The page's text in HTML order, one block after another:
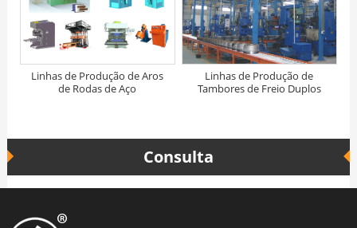
Linhas de Produção de Aros
de Rodas de Aço
Linhas de Produção de
Tambores de Freio Duplos
Consulta